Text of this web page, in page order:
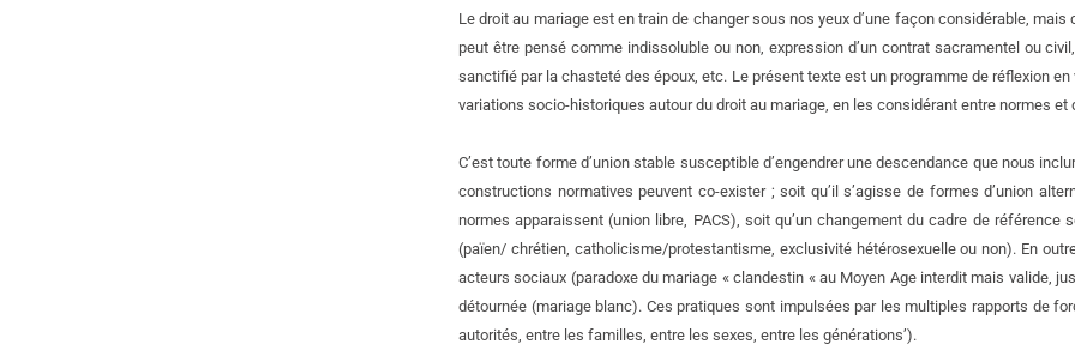
Le droit au mariage est en train de changer sous nos yeux d’une façon considérable,
peut être pensé comme indissoluble ou non, expression d’un contrat sacramentel ou
sanctifié par la chasteté des époux, etc. Le présent texte est un programme de réflexion
variations socio-historiques autour du droit au mariage, en les considérant entre normes et
C’est toute forme d’union stable susceptible d’engendrer une descendance que nous
constructions normatives peuvent co-exister ; soit qu’il s’agisse de formes d’union
normes apparaissent (union libre, PACS), soit qu’un changement du cadre de
(païen/ chrétien, catholicisme/protestantisme, exclusivité hétérosexuelle ou non). En
acteurs sociaux (paradoxe du mariage « clandestin « au Moyen Age interdit mais valide,
détournée (mariage blanc). Ces pratiques sont impulsées par les multiples rapports de
autorités, entre les familles, entre les sexes, entre les générations’).